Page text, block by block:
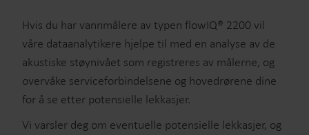
Hvis du har vannmålere av typen flowIQ® 2200 vil
våre dataanalytikere hjelpe til med en analyse av de
akustiske støynivået som registreres av målerne, og
overvåke serviceforbindelsene og hovedrørene dine
for å se etter potensielle lekkasjer.
Vi varsler deg om eventuelle potensielle lekkasjer, og